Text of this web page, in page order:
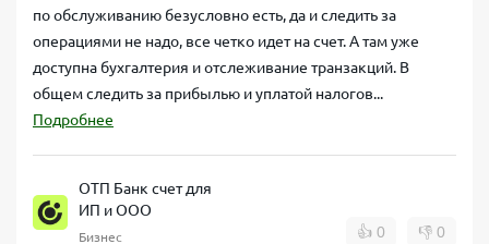
по обслуживанию безусловно есть, да и следить за
операциями не надо, все четко идет на счет. А там уже
доступна бухгалтерия и отслеживание транзакций. В
общем следить за прибылью и уплатой налогов...
Подробнее
ОТП Банк счет для
ИП и ООО
Бизнес 👍 0 👎 0